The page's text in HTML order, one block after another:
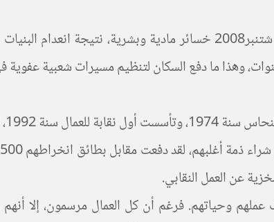
خلفت الأمطار الرعدية التي شهدتها المدينة يوم 30 شتنبر2008
عن العمل النقابي.